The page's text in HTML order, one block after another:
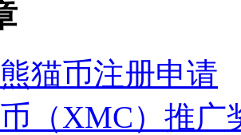
猫币注册申请
（XMC）推广